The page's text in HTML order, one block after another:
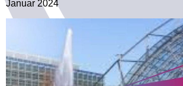
Januar 2024